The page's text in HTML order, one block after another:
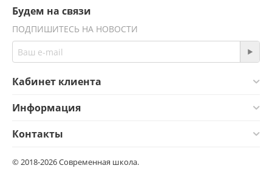
Будем на связи
ПОДПИШИТЕСЬ НА НОВОСТИ
Кабинет клиента
Информация
Контакты
© 2018-2026 Современная школа.